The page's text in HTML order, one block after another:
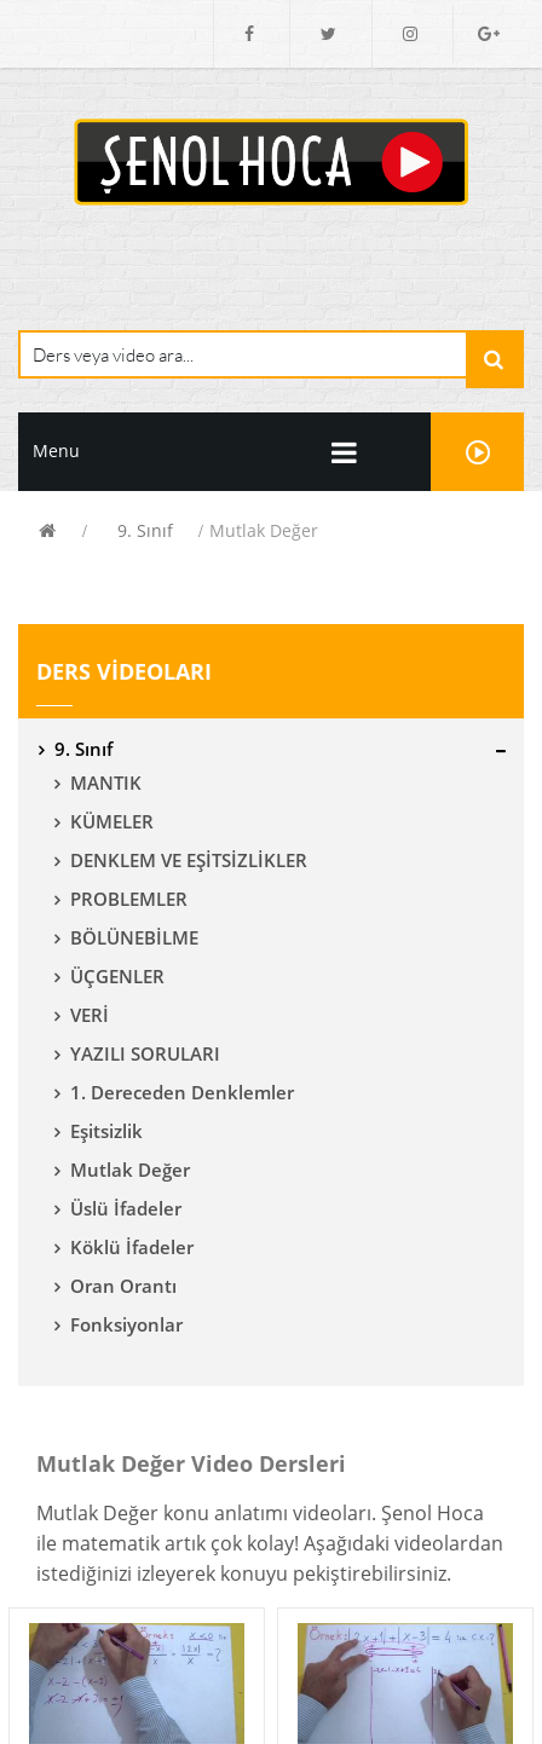
Menu
9. Sınıf Mutlak Değer
DERS VİDEOLARI
9. Sınıf
MANTIK
KÜMELER
DENKLEM VE EŞİTSİZLİKLER
PROBLEMLER
BÖLÜNEBİLME
ÜÇGENLER
VERİ
YAZILI SORULARI
1. Dereceden Denklemler
Eşitsizlik
Mutlak Değer
Üslü İfadeler
Köklü İfadeler
Oran Orantı
Fonksiyonlar
Mutlak Değer Video Dersleri
Mutlak Değer konu anlatımı videoları. Şenol Hoca
ile matematik artık çok kolay! Aşağıdaki videolardan
istediğinizi izleyerek konuyu pekiştirebilirsiniz.